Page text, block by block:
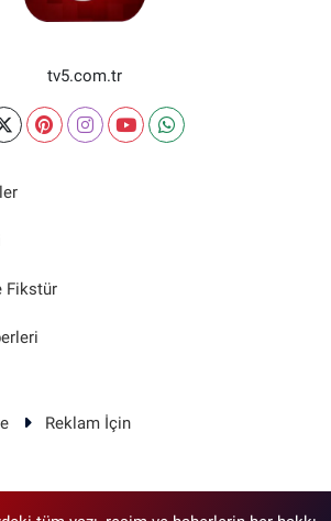
tv5.com.tr
Fikstür
Reklam İçin